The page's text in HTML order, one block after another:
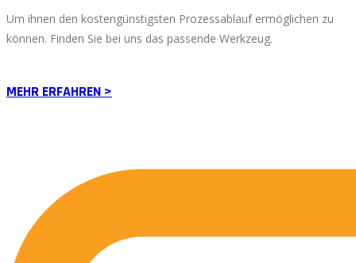
Um ihnen den kostengünstigsten Prozessablauf ermöglichen zu
können. Finden Sie bei uns das passende Werkzeug.
MEHR ERFAHREN >